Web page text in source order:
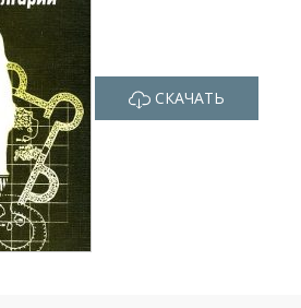
СКАЧАТЬ